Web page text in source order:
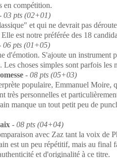
en compétition.
03 pts (02+01)
et qui ne devrait pas
est notre préférée des 18
06 pts (01+05)
d'émotion. S'ajoute un instrument
choses simples sont parfois les
- 08 pts (05+03)
populaire, Emmanuel Moire,
très personnelles et
manque un tout petit peu de
- 08 pts (04+04)
avec Zaz tant la voix de
est un peu répétitif, mais au final
et d'originalité à ce titre.